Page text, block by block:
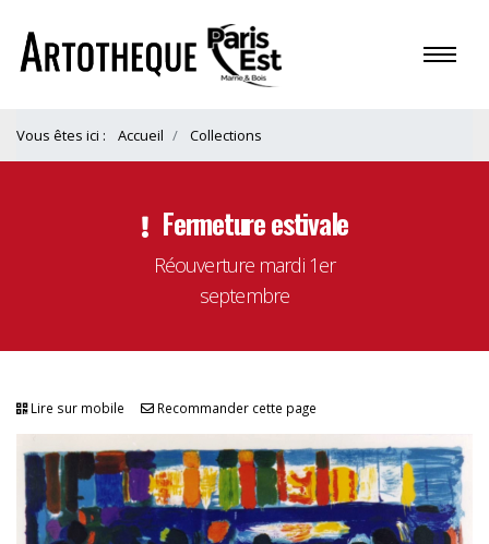
Vous êtes ici : Accueil Collections
Fermeture estivale
Réouverture mardi 1er
septembre
Lire sur mobile Recommander cette page